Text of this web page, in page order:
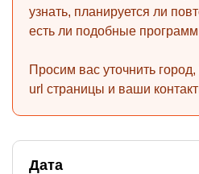
узнать, планируется ли
есть ли подобные
Просим вас уточнить
url страницы и ваши
Дата